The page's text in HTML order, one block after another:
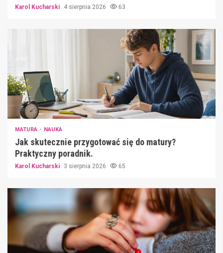
Karol Kucharski 4 sierpnia 2026 63
MATURA NAUKA
Jak skutecznie przygotować się do matury?
Praktyczny poradnik.
Karol Kucharski 3 sierpnia 2026 65